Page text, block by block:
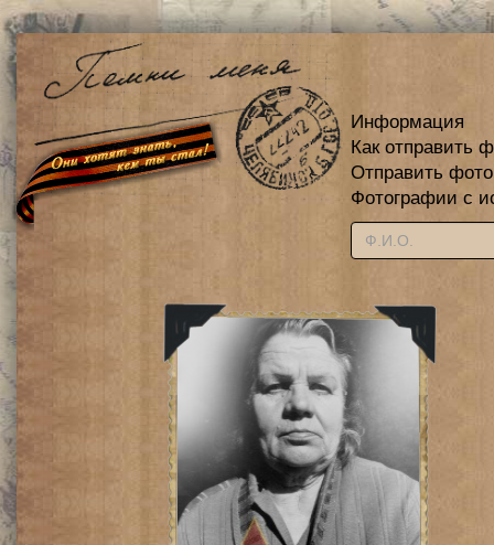
Информация
Как отправить
Отправить
Фотографии с